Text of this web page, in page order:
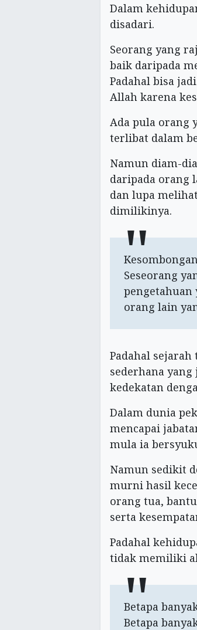
Dalam
disadari.
Seorang yang
baik daripada
Padahal bisa
Allah karena
Ada pula orang
terlibat dalam
Namun diam-
daripada orang
dan lupa
dimilikinya.
Seseorang
pengetahuan
orang lain
Padahal
sederhana
kedekatan
Dalam dunia
mencapai
mula ia
Namun sedikit
murni hasil
orang tua,
serta
Padahal
tidak memiliki
Betapa
Betapa